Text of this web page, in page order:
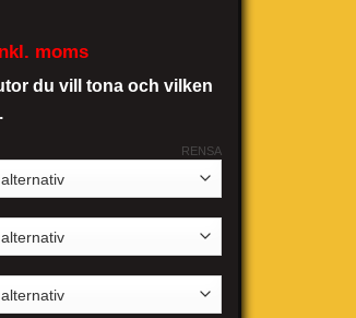
moms
du vill tona och vilken
RENSA